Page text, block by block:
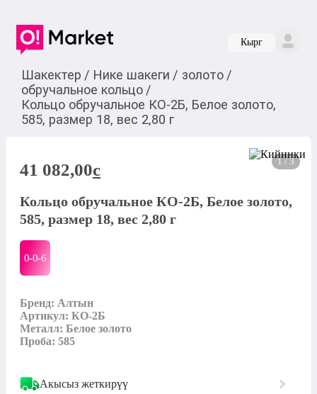
Кырг
Шакектер / Нике шакеги / золото /
обручальное кольцо /
Кольцо обручальное КО-2Б, Белое золото,
585, размер 18, вес 2,80 г
1 / 3
41 082,00c
Кольцо обручальное КО-2Б, Белое золото,
585, размер 18, вес 2,80 г
0-0-6
Бренд: Алтын
Артикул: КО-2Б
Металл: Белое золото
Проба: 585
Акысыз жеткирүү